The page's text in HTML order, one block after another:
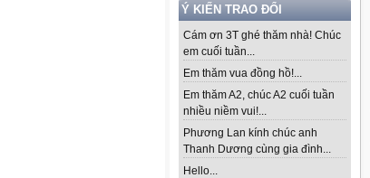
Ý KIẾN TRAO ĐỔI
Cám ơn 3T ghé thăm nhà! Chúc
em cuối tuần...
Em thăm vua đồng hồ!...
Em thăm A2, chúc A2 cuối tuần
nhiều niềm vui!...
Phương Lan kính chúc anh
Thanh Dương cùng gia đình...
Hello...